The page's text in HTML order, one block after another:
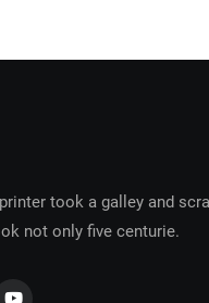
took a galley and
not only five centurie.